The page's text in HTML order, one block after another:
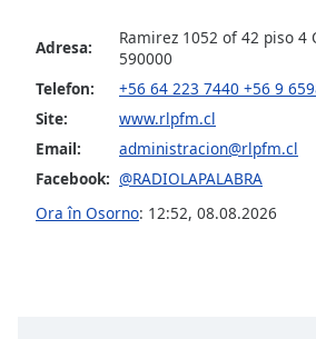
Edge
Adresa:
Ramirez 1052 of 42 piso 4
590000
Telefon:
+56 64 223 7440 +56 9
Site:
www.rlpfm.cl
Email:
administracion@rlpfm.cl
Facebook: @RADIOLAPALABRA
Ora în Osorno: 12:52, 08.08.2026